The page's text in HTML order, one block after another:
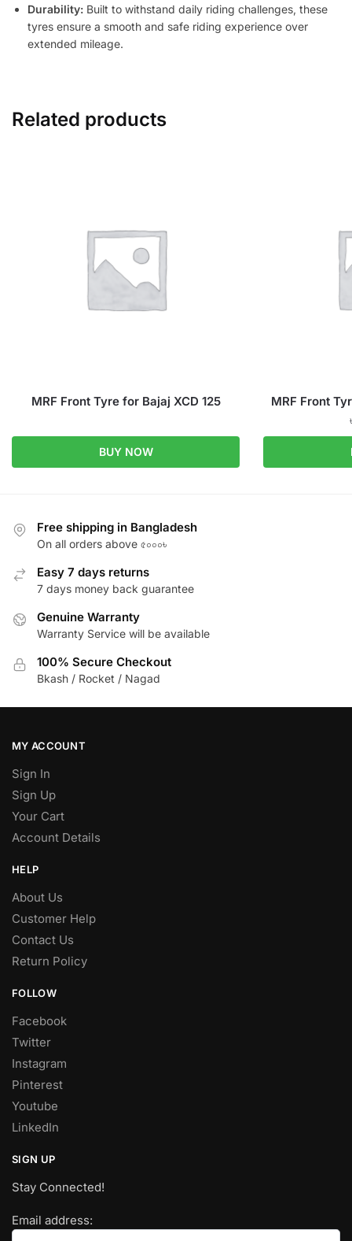
Durability: Built to withstand daily riding challenges, these
tyres ensure a smooth and safe riding experience over
extended mileage.
Related products
MRF Front Tyre for Bajaj XCD 125
BUY NOW
MRF Front
Free shipping in Bangladesh
On all orders above ৫০০০৳
Easy 7 days returns
7 days money back guarantee
Genuine Warranty
Warranty Service will be available
100% Secure Checkout
Bkash / Rocket / Nagad
MY ACCOUNT
Sign In
Sign Up
Your Cart
Account Details
HELP
About Us
Customer Help
Contact Us
Return Policy
FOLLOW
Facebook
Twitter
Instagram
Pinterest
Youtube
LinkedIn
SIGN UP
Stay Connected!
Email address: